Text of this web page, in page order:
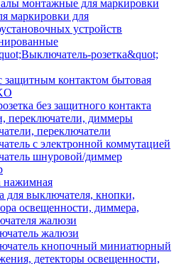
монтажные для маркировки
маркировки для
устройств
розетка&quot;
защитным контактом бытовая
без защитного контакта
переключатели, диммеры
переключатели
с электронной коммутацией
шнуровой/диммер
нажимная
выключателя, кнопки,
освещенности, диммера,
жалюзи
жалюзи
кнопочный миниатюрный
детекторы освещенности,